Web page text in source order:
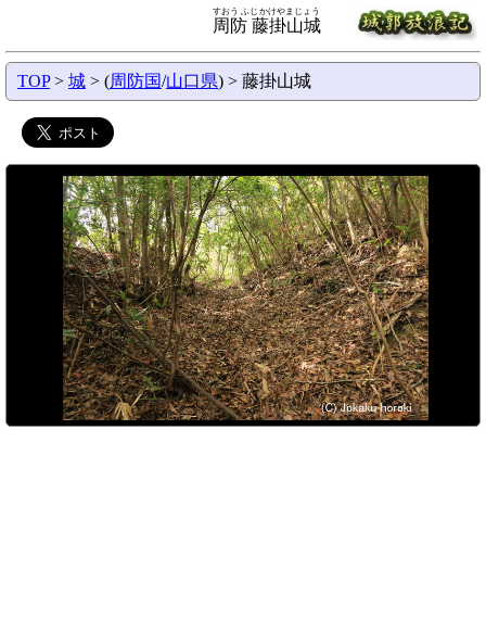
周防 藤掛山城
すおう ふじかけやまじょう
TOP> 城 > (周防国/山口県) > 藤掛山城